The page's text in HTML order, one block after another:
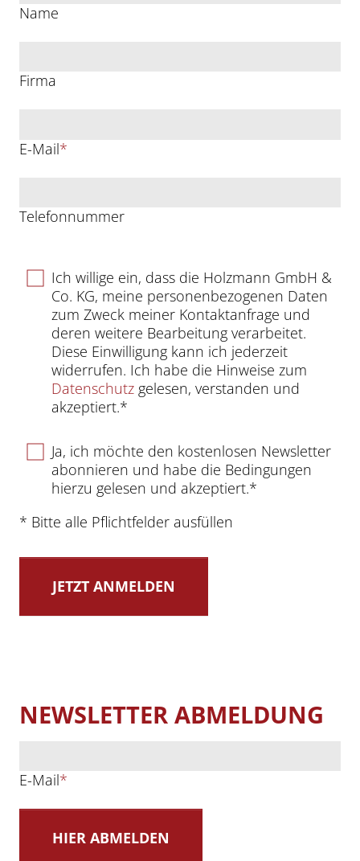
Name
Firma
E-Mail*
Telefonnummer
Ich willige ein, dass die Holzmann GmbH &
Co. KG, meine personenbezogenen Daten
zum Zweck meiner Kontaktanfrage und
deren weitere Bearbeitung verarbeitet.
Diese Einwilligung kann ich jederzeit
widerrufen. Ich habe die Hinweise zum
Datenschutz gelesen, verstanden und
akzeptiert.*
Ja, ich möchte den kostenlosen Newsletter
abonnieren und habe die Bedingungen
hierzu gelesen und akzeptiert.*
* Bitte alle Pflichtfelder ausfüllen
NEWSLETTER ABMELDUNG
E-Mail*